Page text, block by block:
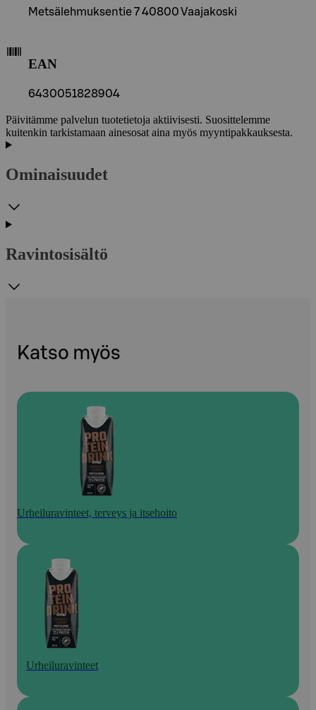
Metsälehmuksentie 7 40800 Vaajakoski
EAN
6430051828904
Päivitämme palvelun tuotetietoja aktiivisesti. Suosittelemme
kuitenkin tarkistamaan ainesosat aina myös myyntipakkauksesta.
Ominaisuudet
Ravintosisältö
Katso myös
Urheiluravinteet, terveys ja itsehoito
Urheiluravinteet